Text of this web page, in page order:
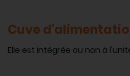
Cuve
Elle est intégrée ou non à